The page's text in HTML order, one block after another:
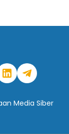
Media Siber